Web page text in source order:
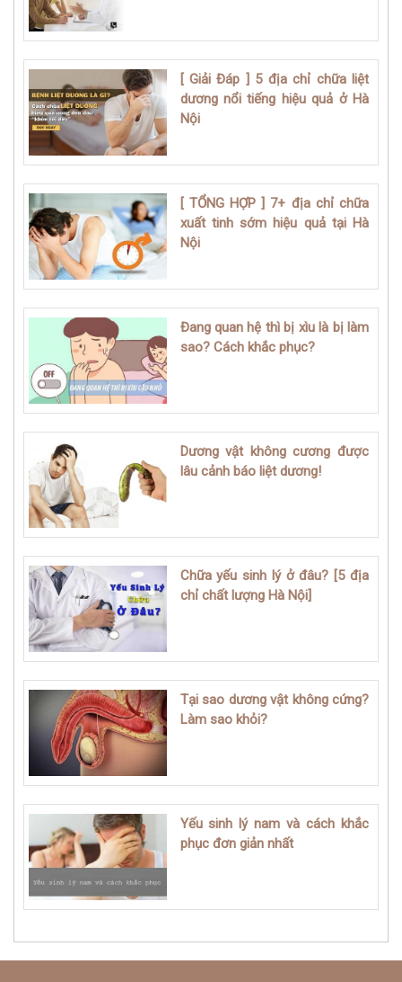
[ Giải Đáp ] 5 địa chỉ chữa liệt
dương nổi tiếng hiệu quả ở Hà
Nội
[ TỔNG HỢP ] 7+ địa chỉ chữa
xuất tinh sớm hiệu quả tại Hà
Nội
Đang quan hệ thì bị xìu là bị làm
sao? Cách khắc phục?
Dương vật không cương được
lâu cảnh báo liệt dương!
Chữa yếu sinh lý ở đâu? [5 địa
chỉ chất lượng Hà Nội]
Tại sao dương vật không cứng?
Làm sao khỏi?
Yếu sinh lý nam và cách khắc
phục đơn giản nhất